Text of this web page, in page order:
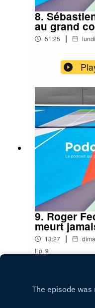
8.
au grand
51:25 |
9. Roger
meurt
13:27 |
Ep.9